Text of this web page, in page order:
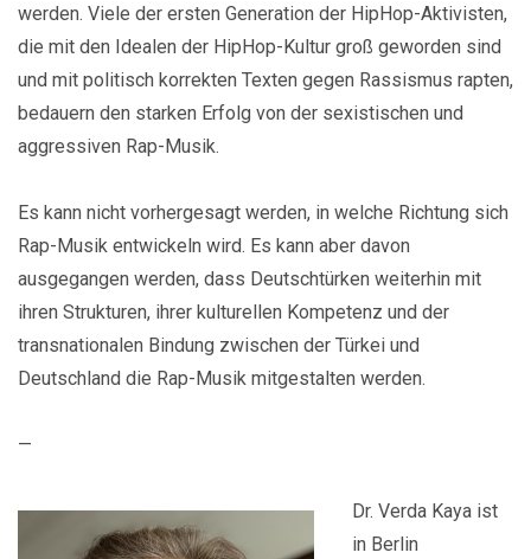
werden. Viele der ersten Generation der HipHop-Aktivisten,
die mit den Idealen der HipHop-Kultur groß geworden sind
und mit politisch korrekten Texten gegen Rassismus rapten,
bedauern den starken Erfolg von der sexistischen und
aggressiven Rap-Musik.
Es kann nicht vorhergesagt werden, in welche Richtung sich
Rap-Musik entwickeln wird. Es kann aber davon
ausgegangen werden, dass Deutschtürken weiterhin mit
ihren Strukturen, ihrer kulturellen Kompetenz und der
transnationalen Bindung zwischen der Türkei und
Deutschland die Rap-Musik mitgestalten werden.
—
Dr. Verda Kaya ist
in Berlin